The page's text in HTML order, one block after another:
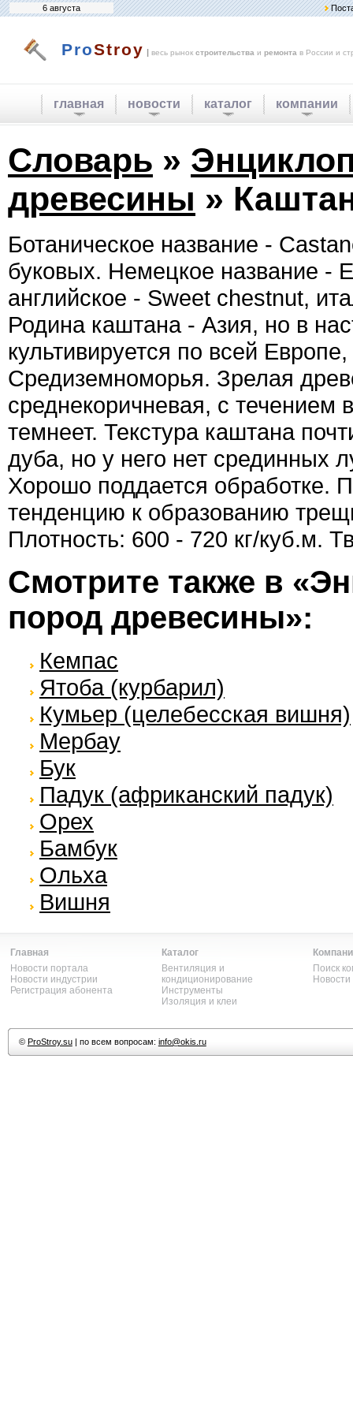
6 августа
ProStroy | весь рынок строительства и ремонта в России и
главная новости каталог компании
Словарь »
древесины »
Ботаническое название -
буковых. Немецкое название -
английское - Sweet chestnut,
Родина каштана - Азия, но в
культивируется по всей
Средиземноморья. Зрелая
среднекоричневая, с течением
темнеет. Текстура каштана
дуба, но у него нет срединных
Хорошо поддается обработке.
тенденцию к образованию
Плотность: 600 - 720 кг/куб.м.
Смотрите также в
пород древесины»:
Кемпас
Ятоба (курбарил)
Кумьер (целебесская вишня)
Мербау
Бук
Падук (африканский падук)
Орех
Бамбук
Ольха
Вишня
Главная
Новости портала
Новости индустрии
Регистрация абонента
Каталог
Вентиляция и
кондиционирование
Инструменты
Изоляция и клеи
Поиск
© ProStroy.su| по всем вопросам: info@okis.ru